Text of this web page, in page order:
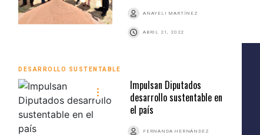
ANAYELI MARTÍNEZ
ABRIL 21, 2022
DESARROLLO SUSTENTABLE
Impulsan Diputados
desarrollo sustentable en
el país
FERNANDA HERNÁNDEZ